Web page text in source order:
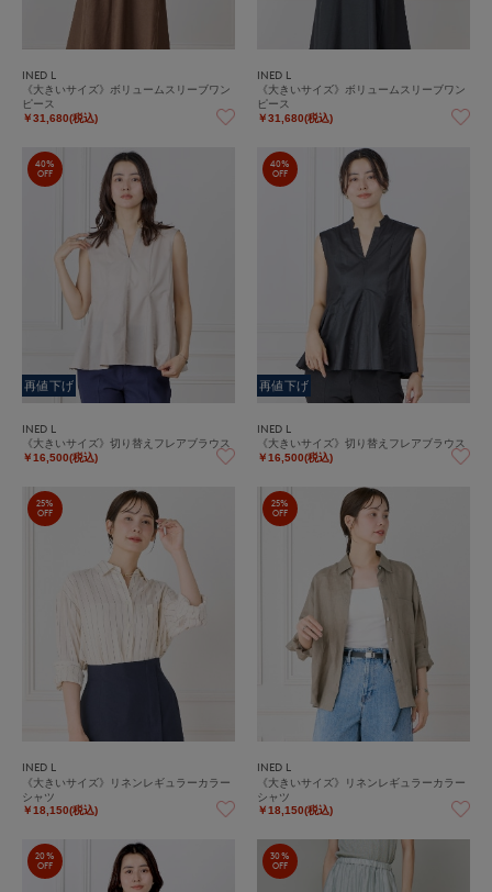
INED L
《大きいサイズ》ボリュームスリーブワン
ピース
￥31,680(税込)
INED L
《大きいサイズ》ボリュームスリーブワン
ピース
￥31,680(税込)
40%
OFF
再値下げ
INED L
《大きいサイズ》切り替えフレアブラウス
￥16,500(税込)
40%
OFF
再値下げ
INED L
《大きいサイズ》切り替えフレアブラウス
￥16,500(税込)
25%
OFF
INED L
《大きいサイズ》リネンレギュラーカラー
シャツ
￥18,150(税込)
25%
OFF
INED L
《大きいサイズ》リネンレギュラーカラー
シャツ
￥18,150(税込)
20%
OFF
30%
OFF